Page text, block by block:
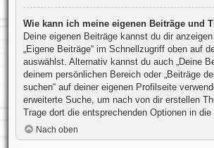
Wie kann ich meine eigenen Beiträge und
Deine eigenen Beiträge kannst du dir
„Eigene Beiträge“ im Schnellzugriff oben auf
auswählst. Alternativ kannst du auch „Deine
deinem persönlichen Bereich oder „Beiträge
suchen“ auf deiner eigenen Profilseite
erweiterte Suche, um nach von dir erstellen
Trage dort die entsprechenden Optionen in
Nach oben